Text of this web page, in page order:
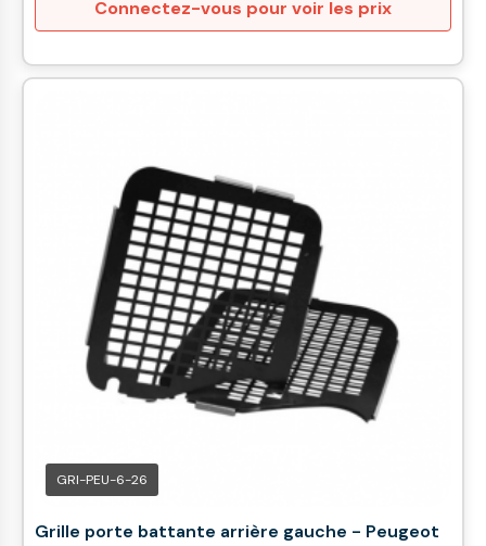
Connectez-vous pour voir les prix
GRI-PEU-6-26
Grille porte battante arrière gauche - Peugeot